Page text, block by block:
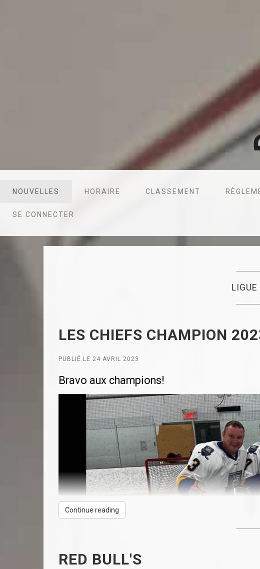
NOUVELLES HORAIRE CLASSEMENT
SE CONNECTER
LES CHIEFS CHAMPION
PUBLIÉ LE 24 AVRIL 2023
Bravo aux champions!
Continue reading
RED BULL'S